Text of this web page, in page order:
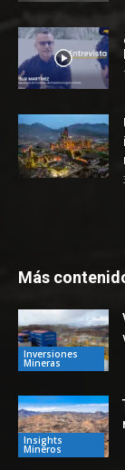
Más
Inversiones
Mineras
Insights
Mineros